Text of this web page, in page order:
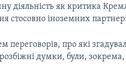
діяльність як критика
стосовно іноземних
переговорів, про які
думки, були, зокрема,